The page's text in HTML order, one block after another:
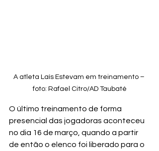
A atleta Laís Estevam em treinamento –
foto: Rafael Citro/AD Taubaté
O último treinamento de forma
presencial das jogadoras aconteceu
no dia 16 de março, quando a partir
de então o elenco foi liberado para o